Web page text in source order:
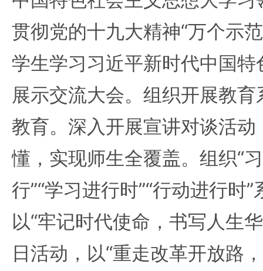
贯彻党的十九大精神“万个示
学生学习习近平新时代中国
展示交流大会。组织开展教育
教育。深入开展宣讲对谈活
懂，实现师生全覆盖。组织“
行”“学习进行时”“行动进行时
以“牢记时代使命，书写人生
日活动，以“重走改革开放路